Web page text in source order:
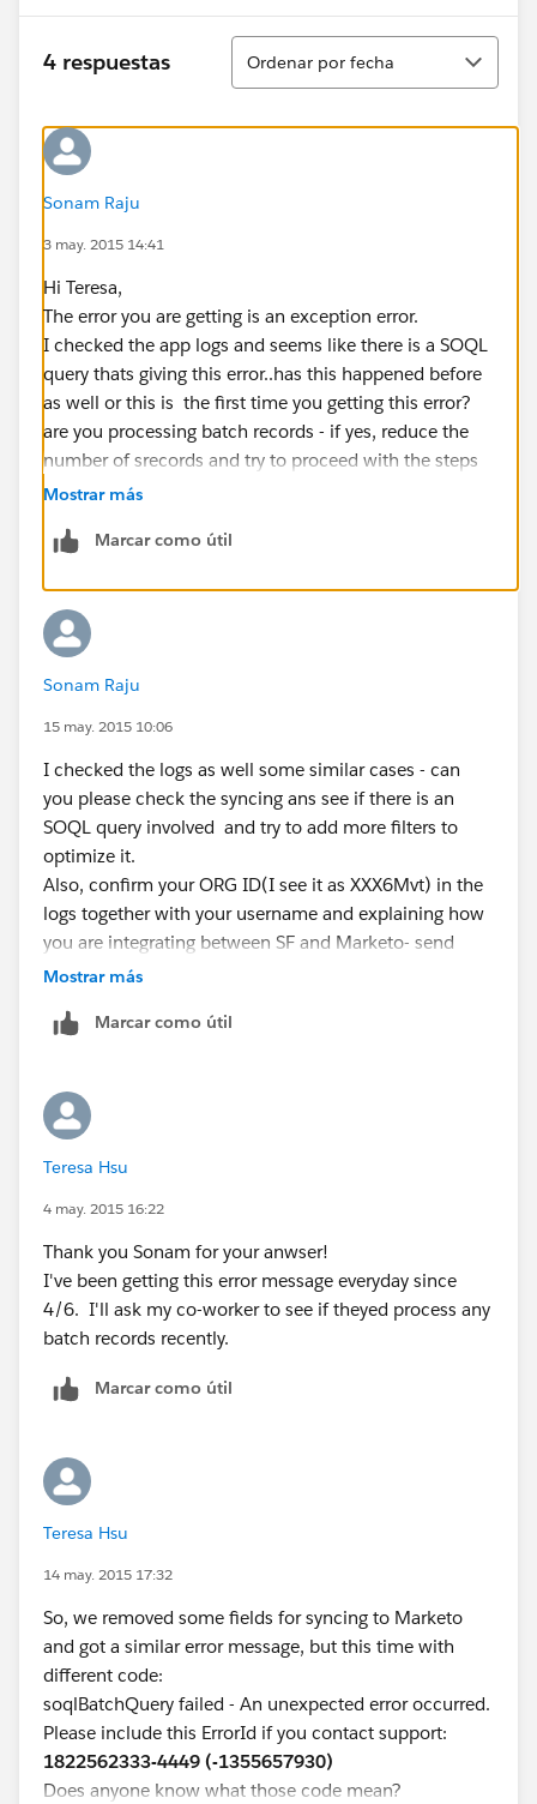
4 respuestas
Ordenar
Ordenar por fecha
Sonam Raju
3 may. 2015 14:41
Hi Teresa,
The error you are getting is an exception error.
I checked the app logs and seems like there is a SOQL
query thats giving this error..has this happened before
as well or this is the first time you getting this error?
are you processing batch records - if yes, reduce the
number of srecords and try to proceed with the steps
again.
Mostrar más
Marcar como útil
Sonam Raju
15 may. 2015 10:06
I checked the logs as well some similar cases - can
you please check the syncing ans see if there is an
SOQL query involved and try to add more filters to
optimize it.
Also, confirm your ORG ID(I see it as XXX6Mvt) in the
logs together with your username and explaining how
you are integrating between SF and Marketo- send
across the details to sraju @ salesforce dot com
Mostrar más
Marcar como útil
Teresa Hsu
4 may. 2015 16:22
Thank you Sonam for your anwser!
I've been getting this error message everyday since
4/6. I'll ask my co-worker to see if theyed process any
batch records recently.
Marcar como útil
Teresa Hsu
14 may. 2015 17:32
So, we removed some fields for syncing to Marketo
and got a similar error message, but this time with
different code:
soqlBatchQuery failed - An unexpected error occurred.
Please include this ErrorId if you contact support:
1822562333-4449 (-1355657930)
Does anyone know what those code mean?